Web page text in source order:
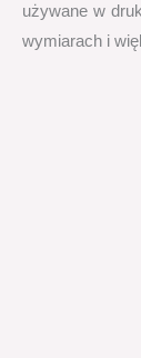
używane w
wymiarach i